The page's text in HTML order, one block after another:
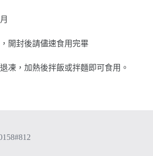
開封後請儘速食用完畢
凍，加熱後拌飯或拌麵即可食用。